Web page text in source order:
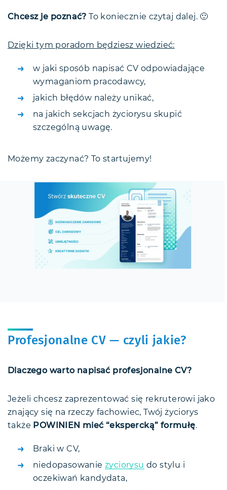
Chcesz je poznać? To koniecznie czytaj dalej. 🙂
Dzięki tym poradom będziesz wiedzieć:
w jaki sposób napisać CV odpowiadające
wymaganiom pracodawcy,
jakich błędów należy unikać,
na jakich sekcjach życiorysu skupić
szczególną uwagę.
Możemy zaczynać? To startujemy!
Profesjonalne CV — czyli jakie?
Dlaczego warto napisać profesjonalne CV?
Jeżeli chcesz zaprezentować się rekruterowi jako
znający się na rzeczy fachowiec, Twój życiorys
także POWINIEN mieć “ekspercką” formułę.
Braki w CV,
niedopasowanie życiorysu do stylu i
oczekiwań kandydata,